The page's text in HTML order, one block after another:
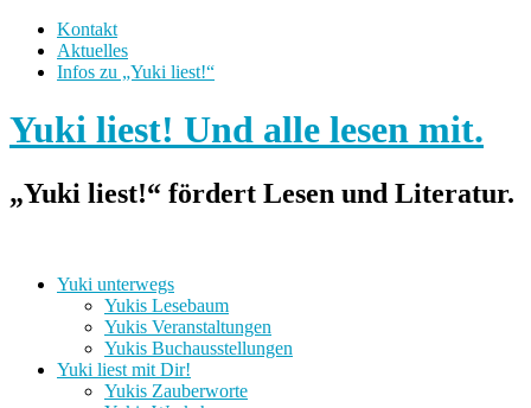
Kontakt
Aktuelles
Infos zu „Yuki liest!“
Yuki liest! Und alle lesen mit.
„Yuki liest!“ fördert Lesen und Literatur.
Yuki unterwegs
Yukis Lesebaum
Yukis Veranstaltungen
Yukis Buchausstellungen
Yuki liest mit Dir!
Yukis Zauberworte